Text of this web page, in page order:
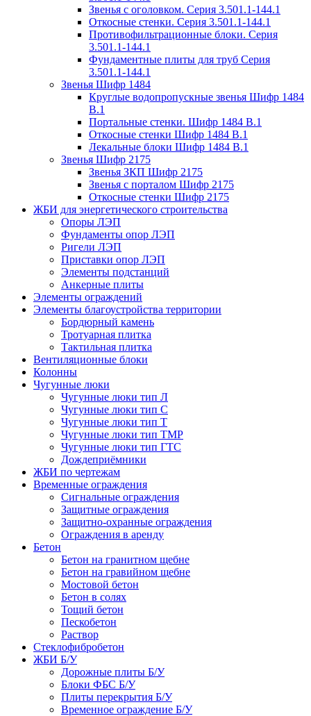
Звенья с оголовком. Серия 3.501.1-144.1
Откосные стенки. Серия 3.501.1-144.1
Противофильтрационные блоки. Серия
3.501.1-144.1
Фундаментные плиты для труб Серия
3.501.1-144.1
Звенья Шифр 1484
Круглые водопропускные звенья Шифр 1484
В.1
Портальные стенки. Шифр 1484 В.1
Откосные стенки Шифр 1484 В.1
Лекальные блоки Шифр 1484 В.1
Звенья Шифр 2175
Звенья ЗКП Шифр 2175
Звенья с порталом Шифр 2175
Откосные стенки Шифр 2175
ЖБИ для энергетического строительства
Опоры ЛЭП
Фундаменты опор ЛЭП
Ригели ЛЭП
Приставки опор ЛЭП
Элементы подстанций
Анкерные плиты
Элементы ограждений
Элементы благоустройства территории
Бордюрный камень
Тротуарная плитка
Тактильная плитка
Вентиляционные блоки
Колонны
Чугунные люки
Чугунные люки тип Л
Чугунные люки тип С
Чугунные люки тип Т
Чугунные люки тип ТМР
Чугунные люки тип ГТС
Дождеприёмники
ЖБИ по чертежам
Временные ограждения
Сигнальные ограждения
Защитные ограждения
Защитно-охранные ограждения
Ограждения в аренду
Бетон
Бетон на гранитном щебне
Бетон на гравийном щебне
Мостовой бетон
Бетон в солях
Тощий бетон
Пескобетон
Раствор
Стеклофибробетон
ЖБИ Б/У
Дорожные плиты Б/У
Блоки ФБС Б/У
Плиты перекрытия Б/У
Временное ограждение Б/У